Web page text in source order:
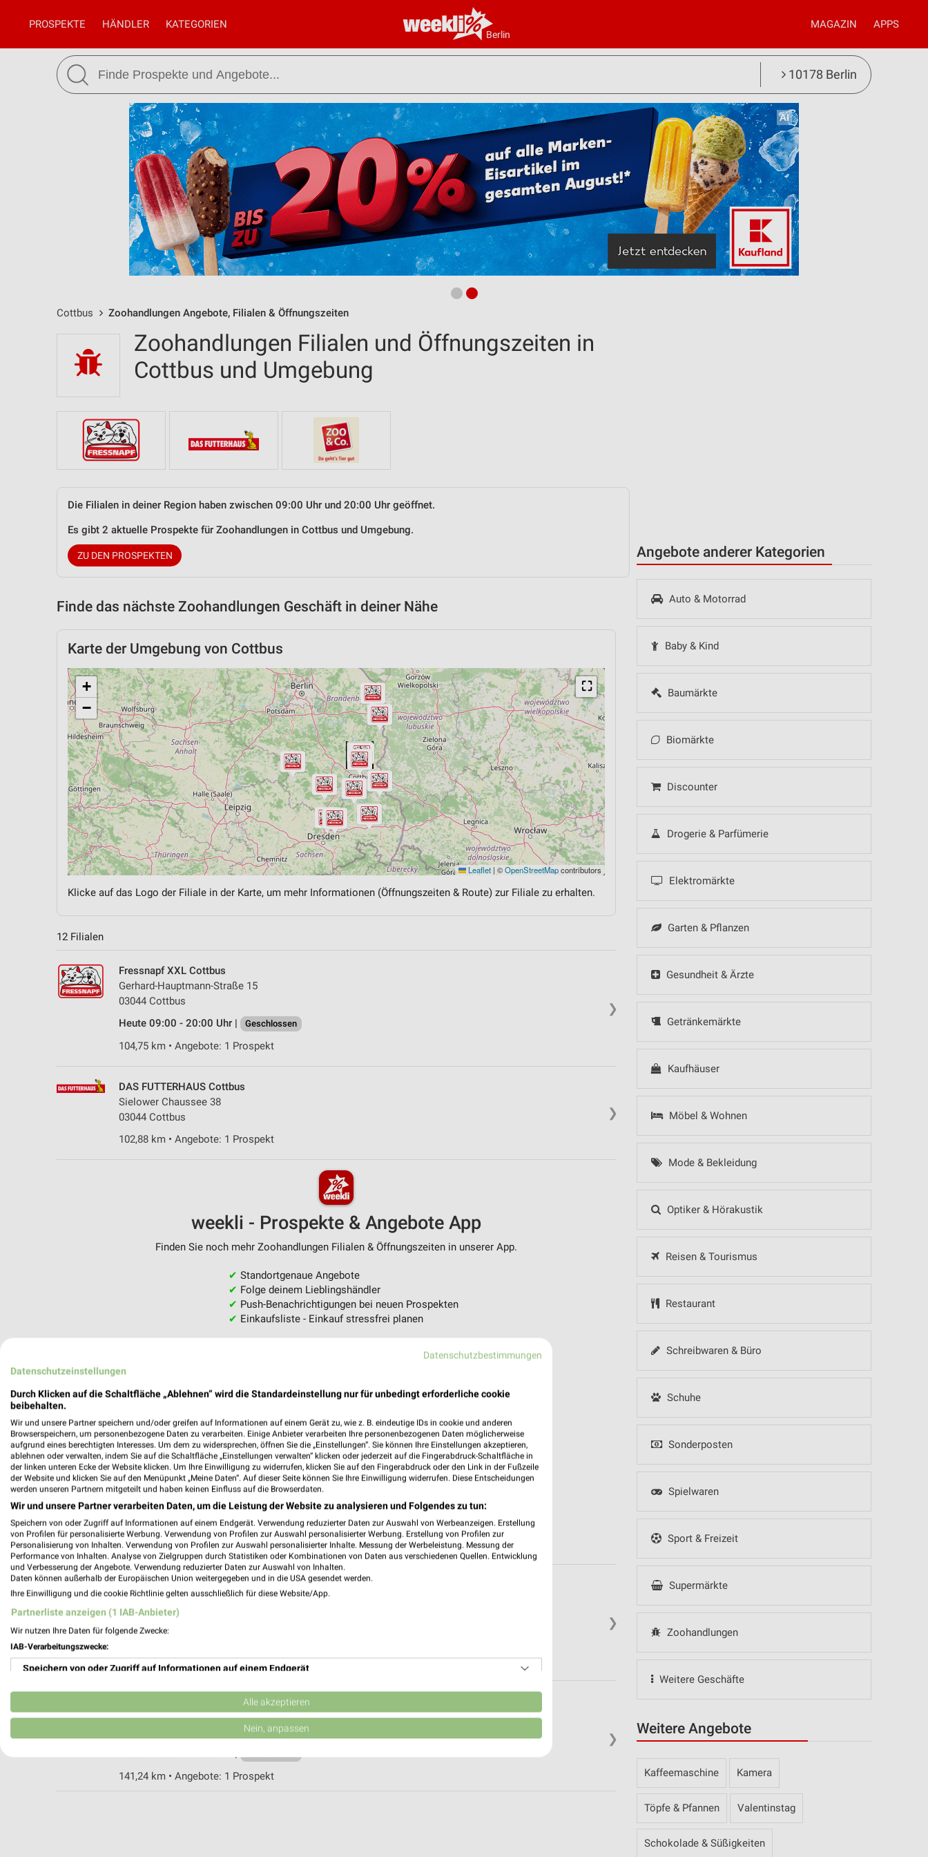
Berlin
PROSPEKTE HÄNDLER KATEGORIEN MAGAZIN APPS
10178 Berlin
Cottbus Zoohandlungen Angebote, Filialen & Öffnungszeiten
Angebote anderer Kategorien
Auto & Motorrad
Baby & Kind
Baumärkte
Biomärkte
Discounter
Drogerie & Parfümerie
Elektromärkte
Garten & Pflanzen
Gesundheit & Ärzte
Getränkemärkte
Kaufhäuser
Möbel & Wohnen
Mode & Bekleidung
Optiker & Hörakustik
Reisen & Tourismus
Restaurant
Schreibwaren & Büro
Schuhe
Sonderposten
Spielwaren
Sport & Freizeit
Supermärkte
Zoohandlungen
Weitere Geschäfte
Weitere Angebote
Kaffeemaschine Kamera
Töpfe & Pfannen Valentinstag
Schokolade & Süßigkeiten
Zoohandlungen Filialen und Öffnungszeiten in
Cottbus und Umgebung
Die Filialen in deiner Region haben zwischen 09:00 Uhr und 20:00 Uhr geöffnet.
Es gibt 2 aktuelle Prospekte für Zoohandlungen in Cottbus und Umgebung.
ZU DEN PROSPEKTEN
Finde das nächste Zoohandlungen Geschäft in deiner Nähe
Karte der Umgebung von Cottbus
⛶
+
−
Leaflet | ©OpenStreetMapcontributors
Klicke auf das Logo der Filiale in der Karte, um mehr Informationen (Öffnungszeiten & Route) zur Filiale zu erhalten.
12 Filialen
❯
Fressnapf XXL Cottbus
Gerhard-Hauptmann-Straße 15
03044 Cottbus
Heute 09:00 - 20:00 Uhr |
Geschlossen
104,75 km • Angebote: 1 Prospekt
❯
DAS FUTTERHAUS Cottbus
Sielower Chaussee 38
03044 Cottbus
102,88 km • Angebote: 1 Prospekt
weekli - Prospekte & Angebote App
Finden Sie noch mehr Zoohandlungen Filialen & Öffnungszeiten in unserer App.
✔ Standortgenaue Angebote
✔ Folge deinem Lieblingshändler
✔ Push-Benachrichtigungen bei neuen Prospekten
✔ Einkaufsliste - Einkauf stressfrei planen
❯
Fressnapf Groß Gaglow
Madlower Chaussee 4
03051 Groß Gaglow
Heute 09:30 - 20:00 Uhr |
109,03 km • Angebote: 1 Prospekt
❯
Schweigstraße 26a
141,24 km • Angebote: 1 Prospekt
Datenschutzbestimmungen
Datenschutzeinstellungen
Durch Klicken auf die Schaltfläche „Ablehnen“ wird die Standardeinstellung nur für unbedingt erforderliche cookie
beibehalten.
Wir und unsere Partner speichern und/oder greifen auf Informationen auf einem Gerät zu, wie z. B. eindeutige IDs in cookie und anderen
Browserspeichern, um personenbezogene Daten zu verarbeiten. Einige Anbieter verarbeiten Ihre personenbezogenen Daten möglicherweise
aufgrund eines berechtigten Interesses. Um dem zu widersprechen, öffnen Sie die „Einstellungen“. Sie können Ihre Einstellungen akzeptieren,
ablehnen oder verwalten, indem Sie auf die Schaltfläche „Einstellungen verwalten“ klicken oder jederzeit auf die Fingerabdruck-Schaltfläche in
der linken unteren Ecke der Website klicken. Um Ihre Einwilligung zu widerrufen, klicken Sie auf den Fingerabdruck oder den Link in der Fußzeile
der Website und klicken Sie auf den Menüpunkt „Meine Daten“. Auf dieser Seite können Sie Ihre Einwilligung widerrufen. Diese Entscheidungen
werden unseren Partnern mitgeteilt und haben keinen Einfluss auf die Browserdaten.
Wir und unsere Partner verarbeiten Daten, um die Leistung der Website zu analysieren und Folgendes zu tun:
Speichern von oder Zugriff auf Informationen auf einem Endgerät. Verwendung reduzierter Daten zur Auswahl von Werbeanzeigen. Erstellung
von Profilen für personalisierte Werbung. Verwendung von Profilen zur Auswahl personalisierter Werbung. Erstellung von Profilen zur
Personalisierung von Inhalten. Verwendung von Profilen zur Auswahl personalisierter Inhalte. Messung der Werbeleistung. Messung der
Performance von Inhalten. Analyse von Zielgruppen durch Statistiken oder Kombinationen von Daten aus verschiedenen Quellen. Entwicklung
und Verbesserung der Angebote. Verwendung reduzierter Daten zur Auswahl von Inhalten.
Daten können außerhalb der Europäischen Union weitergegeben und in die USA gesendet werden.
Ihre Einwilligung und die cookie Richtlinie gelten ausschließlich für diese Website/App.
Partnerliste anzeigen (1 IAB-Anbieter)
Wir nutzen Ihre Daten für folgende Zwecke:
IAB-Verarbeitungszwecke:
Speichern von oder Zugriff auf Informationen auf einem Endgerät
Verwendung reduzierter Daten zur Auswahl von Werbeanzeigen
Erstellung von Profilen für personalisierte Werbung
Erstellung von Profilen zur Personalisierung von Inhalten
Alle akzeptieren
Nein, anpassen